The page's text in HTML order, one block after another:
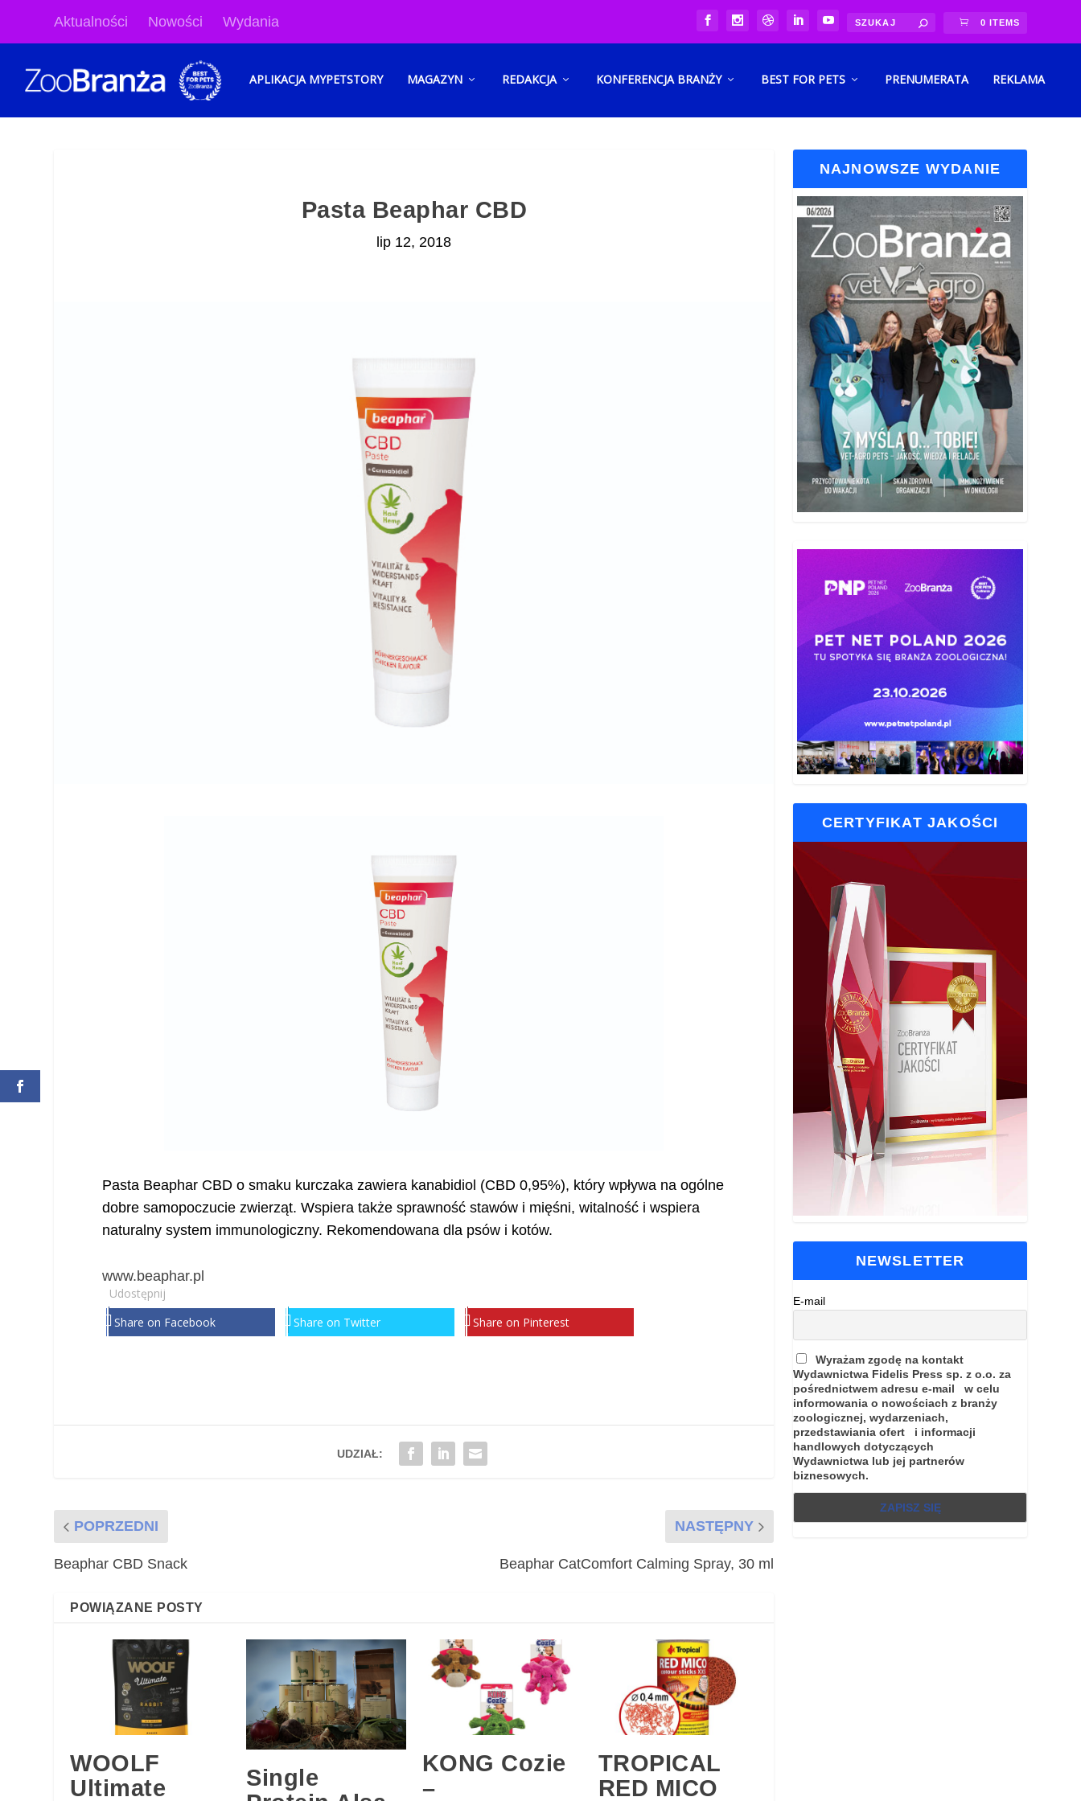
Aktualności Nowości Wydania 0 ITEMS
APLIKACJA MYPETSTORY MAGAZYN REDAKCJA KONFERENCJA BRANŻY BEST FOR PETS PRENUMERATA REKLAMA
Pasta Beaphar CBD
lip 12, 2018
Pasta Beaphar CBD o smaku kurczaka zawiera kanabidiol (CBD 0,95%), który wpływa na ogólne
dobre samopoczucie zwierząt. Wspiera także sprawność stawów i mięśni, witalność i wspiera
naturalny system immunologiczny. Rekomendowana dla psów i kotów.
www.beaphar.pl
Udostępnij
Share on Facebook
Share on Twitter Share on Pinterest
UDZIAŁ:
POPRZEDNI
Beaphar CBD Snack
NASTĘPNY
Beaphar CatComfort Calming Spray, 30 ml
POWIĄZANE POSTY
WOOLF
Ultimate
Single
KONG Cozie
–
TROPICAL
RED MICO
NAJNOWSZE WYDANIE
CERTYFIKAT JAKOŚCI
NEWSLETTER
E-mail
Wyrażam zgodę na kontakt
Wydawnictwa Fidelis Press sp. z o.o. za
pośrednictwem adresu e-mail w celu
informowania o nowościach z branży
zoologicznej, wydarzeniach,
przedstawiania ofert i informacji
handlowych dotyczących
Wydawnictwa lub jej partnerów
biznesowych.